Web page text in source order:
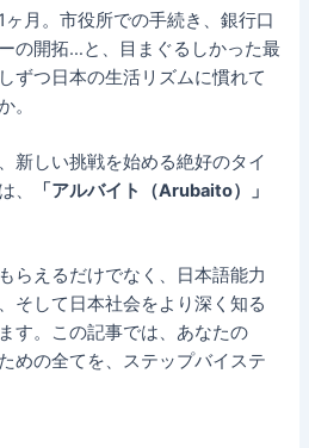
月。市役所での手続き、銀行口
の開拓…と、目まぐるしかった最
ずつ日本の生活リズムに慣れて
。
新しい挑戦を始める絶好のタイ
、
「アルバイト（Arubaito）」
らえるだけでなく、日本語能力
そして日本社会をより深く知る
す。この記事では、あなたの
めの全てを、ステップバイステ